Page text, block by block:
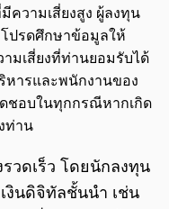
ความเสี่ยงสูง ผู้ลงทุน
ปรดศึกษาข้อมูลให้
มเสี่ยงที่ท่านยอมรับได้
หารและพนักงานของ
ชอบในทุกกรณีหากเกิด
ท่าน
วดเร็ว โดยนักลงทุน
งินดิจิทัลชั้นนำ เช่น